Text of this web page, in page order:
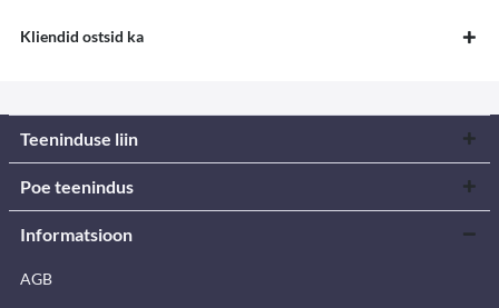
Kliendid ostsid ka
Teeninduse liin
Poe teenindus
Informatsioon
AGB